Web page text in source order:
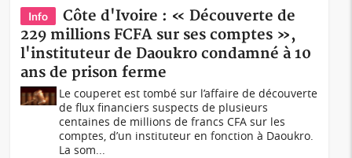
Info
Côte d'Ivoire : « Découverte de
229 millions FCFA sur ses comptes »,
l'instituteur de Daoukro condamné à 10
ans de prison ferme
Le couperet est tombé sur l’affaire de découverte
de flux financiers suspects de plusieurs
centaines de millions de francs CFA sur les
comptes, d’un instituteur en fonction à Daoukro.
La som...